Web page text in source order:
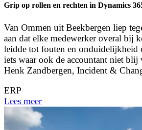
Grip op rollen en rechten in Dynamics
Van Ommen uit Beekbergen liep
aan dat elke medewerker overal bij
leidde tot fouten en onduidelijkheid
iets waar ook de accountant niet blij
Henk Zandbergen, Incident &
ERP
Lees meer